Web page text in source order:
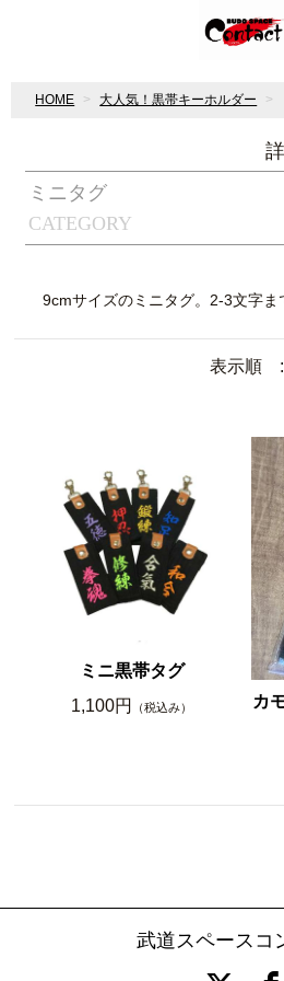
HOME 大人気！黒帯キーホルダー
CATEGORY
ミニタグ
9cmサイズのミニタグ。2-3文字ま
表示順
ミニ黒帯タグ
1,100円
（税込み）
カ
武道スペースコ